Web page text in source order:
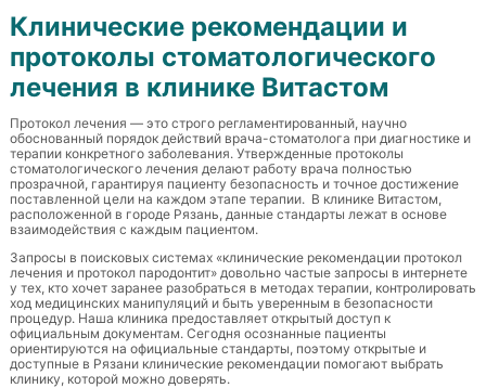
Клинические рекомендации и
протоколы стоматологического
лечения в клинике Витастом
Протокол лечения — это строго регламентированный, научно
обоснованный порядок действий врача-стоматолога при диагностике и
терапии конкретного заболевания. Утвержденные протоколы
стоматологического лечения делают работу врача полностью
прозрачной, гарантируя пациенту безопасность и точное достижение
поставленной цели на каждом этапе терапии. В клинике Витастом,
расположенной в городе Рязань, данные стандарты лежат в основе
взаимодействия с каждым пациентом.
Запросы в поисковых системах «клинические рекомендации протокол
лечения и протокол пародонтит» довольно частые запросы в интернете
у тех, кто хочет заранее разобраться в методах терапии, контролировать
ход медицинских манипуляций и быть уверенным в безопасности
процедур. Наша клиника предоставляет открытый доступ к
официальным документам. Сегодня осознанные пациенты
ориентируются на официальные стандарты, поэтому открытые и
доступные в Рязани клинические рекомендации помогают выбрать
клинику, которой можно доверять.